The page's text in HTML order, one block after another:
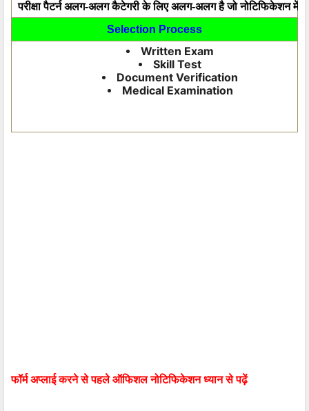
परीक्षा पैटर्न अलग-अलग कैटेगरी के लिए अलग-अलग है जो नोटिफिकेशन में
Selection Process
Written Exam
Skill Test
Document Verification
Medical Examination
फॉर्म अप्लाई करने से पहले ऑफिशल नोटिफिकेशन ध्यान से पढ़ें